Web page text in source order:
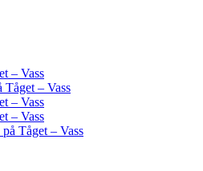
– Vass
Tåget – Vass
– Vass
– Vass
Tåget – Vass